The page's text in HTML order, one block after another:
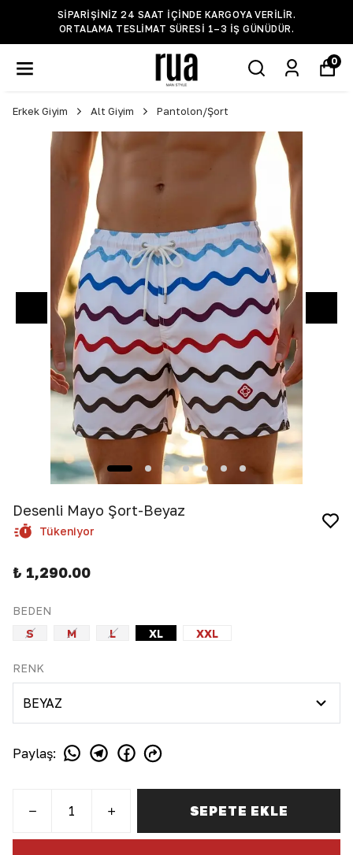
SIPARIŞINIZ 24 SAAT IÇINDE KARGOYA VERILIR.
ORTALAMA TESLIMAT SÜRESI 1–3 IŞ GÜNÜDÜR.
0
Erkek Giyim Alt Giyim Pantolon/Şort
Desenli Mayo Şort-Beyaz
Tükeniyor
₺ 1,290.00
BEDEN
S
M L XL XXL
RENK
Paylaş:
SEPETE EKLE